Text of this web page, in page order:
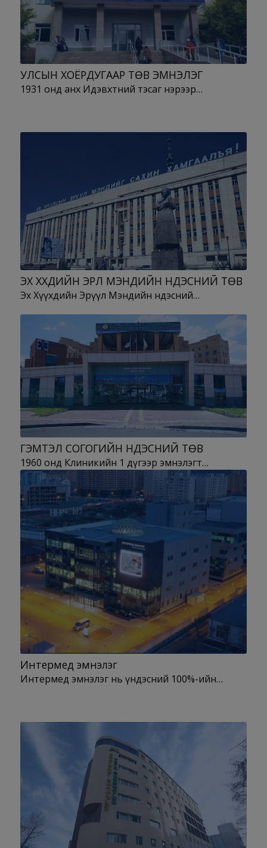
УЛСЫН ХОЁРДУГААР ТӨВ ЭМНЭЛЭГ
1931 онд анх Идэвхтний тэсаг нэрээр…
ЭХ ХҮҮХДИЙН ЭРҮҮЛ МЭНДИЙН ҮНДЭСНИЙ ТӨВ
Эх Хүүхдийн Эрүүл Мэндийн Үндэсний…
ГЭМТЭЛ СОГОГИЙН ҮНДЭСНИЙ ТӨВ
1960 онд Клиникийн 1 дүгээр эмнэлэгт…
Интермед эмнэлэг
Интермед эмнэлэг нь үндэсний 100%-ийн…